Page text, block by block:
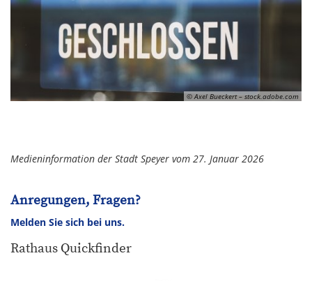
© Axel Bueckert – stock.adobe.com
Medieninformation der Stadt Speyer vom 27. Januar 2026
Anregungen, Fragen?
Melden Sie sich bei uns.
Rathaus Quickfinder